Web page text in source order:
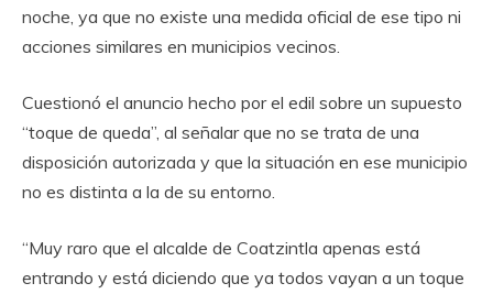
noche, ya que no existe una medida oficial de ese tipo ni
acciones similares en municipios vecinos.
Cuestionó el anuncio hecho por el edil sobre un supuesto
“toque de queda”, al señalar que no se trata de una
disposición autorizada y que la situación en ese municipio
no es distinta a la de su entorno.
“Muy raro que el alcalde de Coatzintla apenas está
entrando y está diciendo que ya todos vayan a un toque